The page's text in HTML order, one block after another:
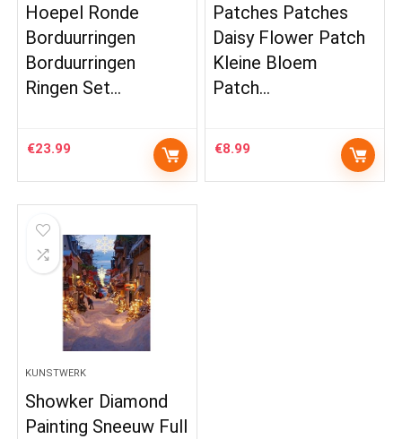
Hoepel Ronde
Borduurringen
Borduurringen
Ringen Set…
€23.99
Patches Patches
Daisy Flower Patch
Kleine Bloem
Patch…
€8.99
KUNSTWERK
Showker Diamond
Painting Sneeuw Full